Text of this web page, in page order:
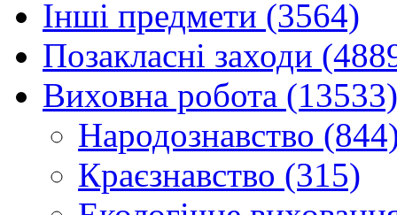
Інші предмети (3564)
Позакласні заходи
Виховна робота (13533)
Народознавство
Краєзнавство (315)